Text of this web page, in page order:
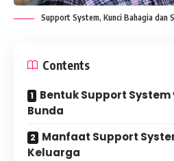
Support System, Kunci Bahagia dan
Contents
Bentuk Support
Bunda
Manfaat Support
Keluarga